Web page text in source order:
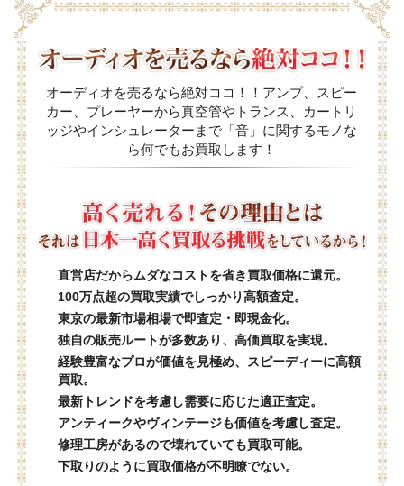
オーディオを売るなら絶対ココ！！アンプ、スピー
カー、プレーヤーから真空管やトランス、カートリ
ッジやインシュレーターまで「音」に関するモノな
ら何でもお買取します！
直営店だからムダなコストを省き買取価格に還元。
100万点超の買取実績でしっかり高額査定。
東京の最新市場相場で即査定・即現金化。
独自の販売ルートが多数あり、高価買取を実現。
経験豊富なプロが価値を見極め、スピーディーに高額
買取。
最新トレンドを考慮し需要に応じた適正査定。
アンティークやヴィンテージも価値を考慮し査定。
修理工房があるので壊れていても買取可能。
下取りのように買取価格が不明瞭でない。